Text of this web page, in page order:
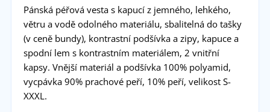
Pánská péřová vesta s kapucí z jemného, lehkého,
větru a vodě odolného materiálu, sbalitelná do tašky
(v ceně bundy), kontrastní podšívka a zipy, kapuce a
spodní lem s kontrastním materiálem, 2 vnitřní
kapsy. Vnější materiál a podšívka 100% polyamid,
vycpávka 90% prachové peří, 10% peří, velikost S-
XXXL.